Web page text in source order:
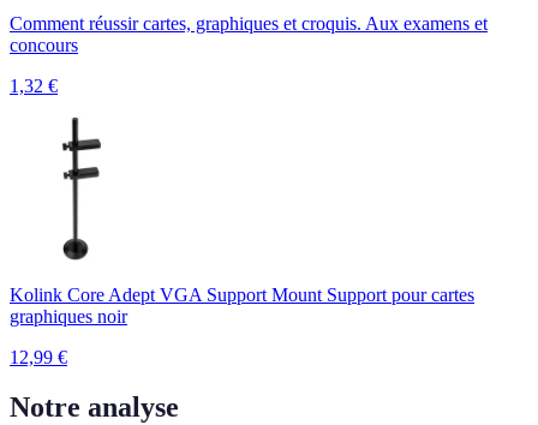
Comment réussir cartes, graphiques et croquis. Aux examens et
concours
1,32 €
Kolink Core Adept VGA Support Mount Support pour cartes
graphiques noir
12,99 €
Notre analyse